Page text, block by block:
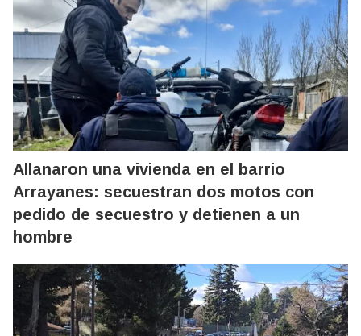
Allanaron una vivienda en el barrio
Arrayanes: secuestran dos motos con
pedido de secuestro y detienen a un
hombre